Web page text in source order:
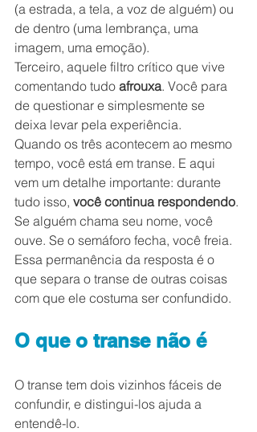
(a estrada, a tela, a voz de alguém) ou
de dentro (uma lembrança, uma
imagem, uma emoção).
Terceiro, aquele filtro crítico que vive
comentando tudo afrouxa. Você para
de questionar e simplesmente se
deixa levar pela experiência.
Quando os três acontecem ao mesmo
tempo, você está em transe. E aqui
vem um detalhe importante: durante
tudo isso, você continua respondendo.
Se alguém chama seu nome, você
ouve. Se o semáforo fecha, você freia.
Essa permanência da resposta é o
que separa o transe de outras coisas
com que ele costuma ser confundido.
O que o transe não é
O transe tem dois vizinhos fáceis de
confundir, e distingui-los ajuda a
entendê-lo.